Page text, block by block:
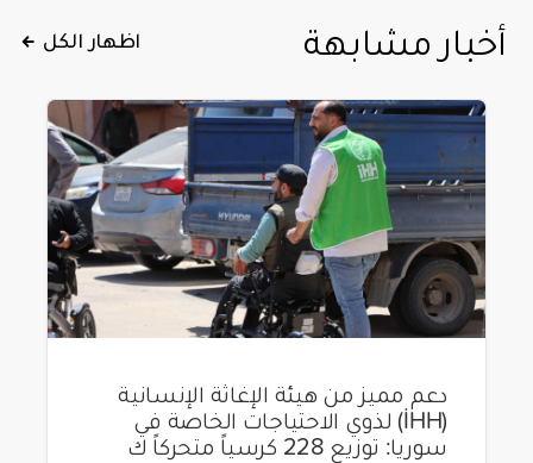
أخبار مشابهة اظهار الكل
دعم مميز من هيئة الإغاثة الإنسانية
(İHH) لذوي الاحتياجات الخاصة في
سوريا: توزيع 228 كرسياً متحركاً ك